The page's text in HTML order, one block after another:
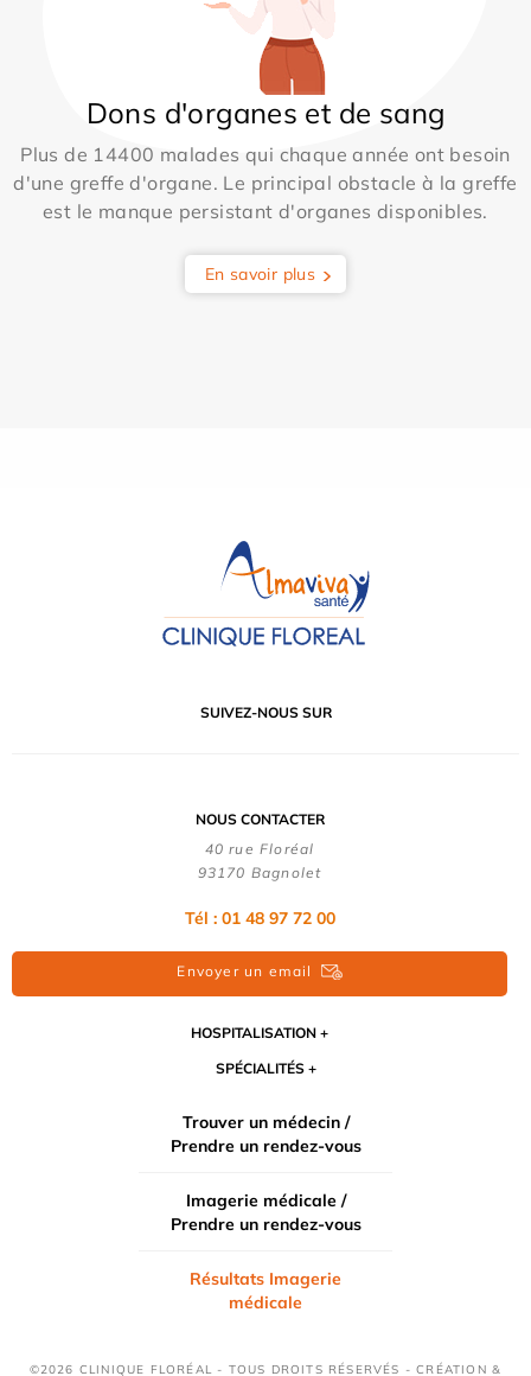
Dons d'organes et de sang
Plus de 14400 malades qui chaque année ont besoin
d'une greffe d'organe. Le principal obstacle à la greffe
est le manque persistant d'organes disponibles.
En savoir plus
SUIVEZ-NOUS SUR
NOUS CONTACTER
40 rue Floréal
93170 Bagnolet
Tél : 01 48 97 72 00
Envoyer un email
HOSPITALISATION
SPÉCIALITÉS
Trouver un médecin /
Prendre un rendez-vous
Imagerie médicale /
Prendre un rendez-vous
Résultats Imagerie
médicale
©2026 CLINIQUE FLORÉAL - TOUS DROITS RÉSERVÉS - CRÉATION &